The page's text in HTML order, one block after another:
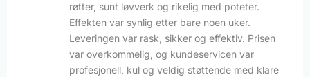
røtter, sunt løvverk og rikelig med poteter.
Effekten var synlig etter bare noen uker.
Leveringen var rask, sikker og effektiv. Prisen
var overkommelig, og kundeservicen var
profesjonell, kul og veldig støttende med klare